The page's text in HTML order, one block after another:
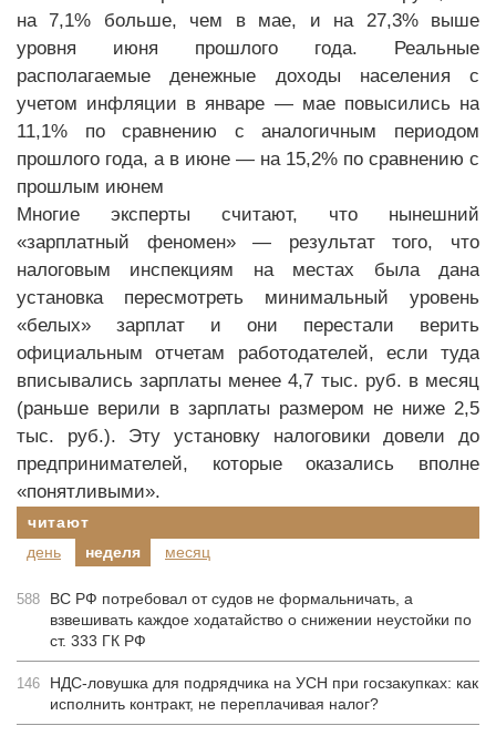
на 7,1% больше, чем в мае, и на 27,3% выше
уровня июня прошлого года. Реальные
располагаемые денежные доходы населения с
учетом инфляции в январе — мае повысились на
11,1% по сравнению с аналогичным периодом
прошлого года, а в июне — на 15,2% по сравнению с
прошлым июнем
Многие эксперты считают, что нынешний
«зарплатный феномен» — результат того, что
налоговым инспекциям на местах была дана
установка пересмотреть минимальный уровень
«белых» зарплат и они перестали верить
официальным отчетам работодателей, если туда
вписывались зарплаты менее 4,7 тыс. руб. в месяц
(раньше верили в зарплаты размером не ниже 2,5
тыс. руб.). Эту установку налоговики довели до
предпринимателей, которые оказались вполне
«понятливыми».
читают
день
неделя месяц
588
ВС РФ потребовал от судов не формальничать, а
взвешивать каждое ходатайство о снижении неустойки по
ст. 333 ГК РФ
146
НДС-ловушка для подрядчика на УСН при госзакупках: как
исполнить контракт, не переплачивая налог?